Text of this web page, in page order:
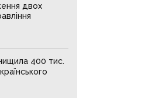
двох
400 тис.